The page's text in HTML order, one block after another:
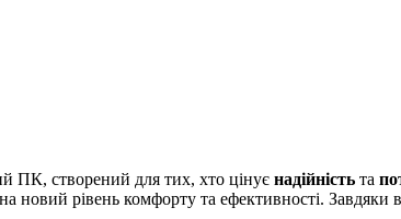
ПК, створений для тих, хто цінує надійність та
новий рівень комфорту та ефективності.